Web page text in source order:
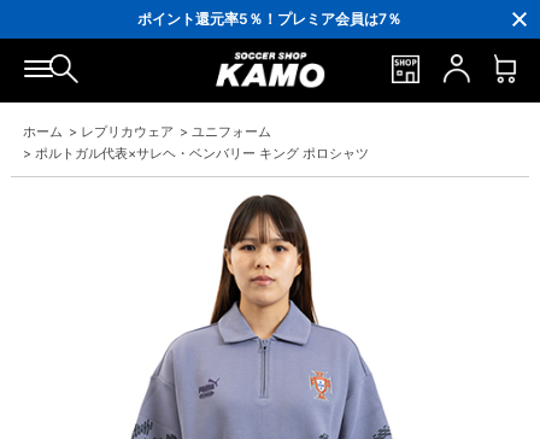
ポイント還元率5％！プレミア会員は7％
会員の方にはお誕生月に「10％OFFクーポン」プレゼント！
16,000円(税込)以上でシューズケースプレゼント！
3,300円(税込)以上で送料無料！
ホーム > レプリカウェア > ユニフォーム
> ポルトガル代表×サレヘ・ベンバリー キング ポロシャツ